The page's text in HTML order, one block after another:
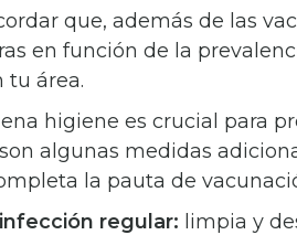
que, además de las
en función de la
tu área.
higiene es crucial para
algunas medidas
la pauta de
regular: limpia y